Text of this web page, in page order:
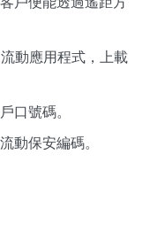
動應用程式，上載
口號碼。
動保安編碼。